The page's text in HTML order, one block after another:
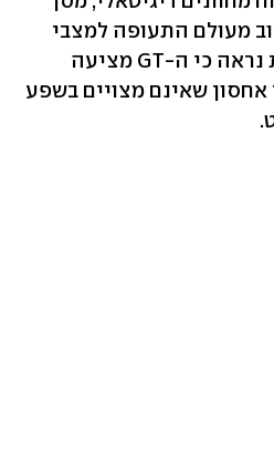
מעולם התעופה למצבי
הנהיגה. לפחות בתמונות נראה כי ה-GT מציעה
אחסון שאינם מצויים בשפע